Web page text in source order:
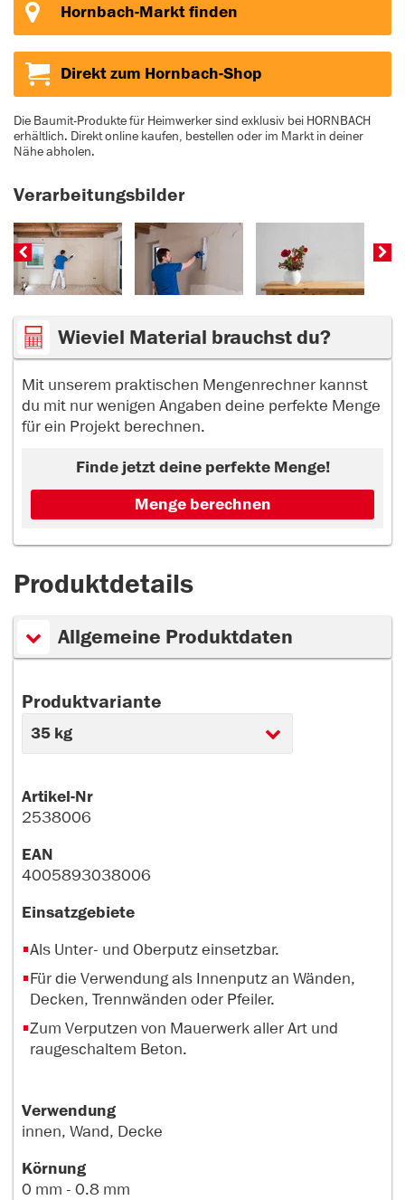
Hornbach-Markt finden
Direkt zum Hornbach-Shop
Die Baumit-Produkte für Heimwerker sind exklusiv bei HORNBACH
erhältlich. Direkt online kaufen, bestellen oder im Markt in deiner
Nähe abholen.
Verarbeitungsbilder
Wieviel Material brauchst du?
Mit unserem praktischen Mengenrechner kannst
du mit nur wenigen Angaben deine perfekte Menge
für ein Projekt berechnen.
Finde jetzt deine perfekte Menge!
Menge berechnen
Produktdetails
Allgemeine Produktdaten
Produktvariante
Artikel-Nr
2538006
EAN
4005893038006
Einsatzgebiete
Als Unter- und Oberputz einsetzbar.
Für die Verwendung als Innenputz an Wänden,
Decken, Trennwänden oder Pfeiler.
Zum Verputzen von Mauerwerk aller Art und
raugeschaltem Beton.
Verwendung
innen, Wand, Decke
Körnung
0 mm - 0.8 mm